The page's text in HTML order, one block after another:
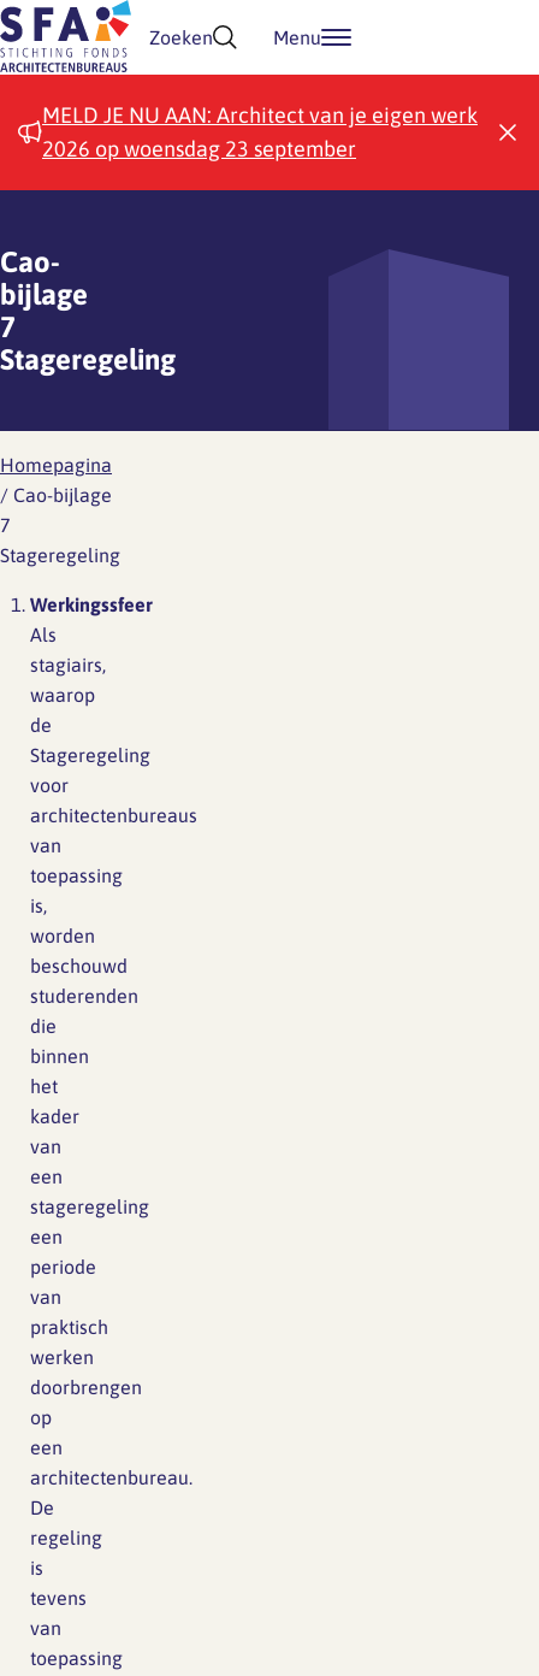
Doorgaan naar inhoud
Zoeken Menu
MELD JE NU AAN: Architect van je eigen werk
2026 op woensdag 23 september
Cao-
bijlage
7
Stageregeling
Homepagina
/ Cao-bijlage
7
Stageregeling
Werkingssfeer
Als
stagiairs,
waarop
de
Stageregeling
voor
architectenbureaus
van
toepassing
is,
worden
beschouwd
studerenden
die
binnen
het
kader
van
een
stageregeling
een
periode
van
praktisch
werken
doorbrengen
op
een
architectenbureau.
De
regeling
is
tevens
van
toepassing